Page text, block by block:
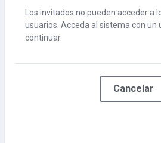
Los invitados no pueden acceder a
usuarios. Acceda al sistema con un
continuar.
Cancelar